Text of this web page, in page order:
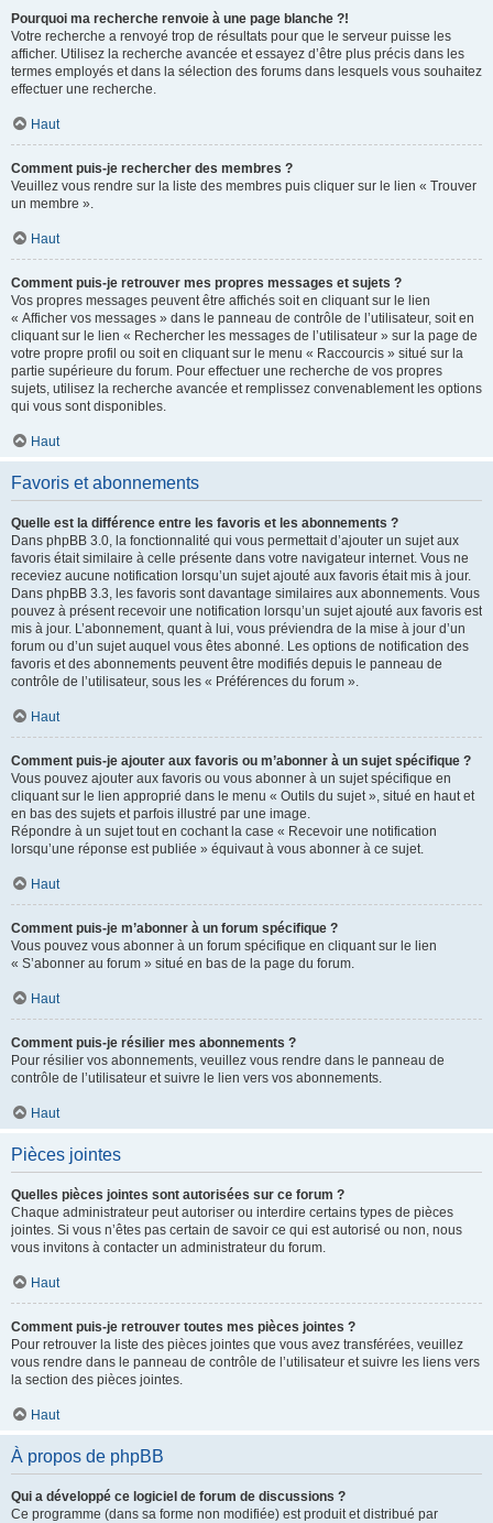
Pourquoi ma recherche renvoie à une page blanche ?!
Votre recherche a renvoyé trop de résultats pour que le serveur puisse les
afficher. Utilisez la recherche avancée et essayez d’être plus précis dans les
termes employés et dans la sélection des forums dans lesquels vous souhaitez
effectuer une recherche.
Haut
Comment puis-je rechercher des membres ?
Veuillez vous rendre sur la liste des membres puis cliquer sur le lien « Trouver
un membre ».
Haut
Comment puis-je retrouver mes propres messages et sujets ?
Vos propres messages peuvent être affichés soit en cliquant sur le lien
« Afficher vos messages » dans le panneau de contrôle de l’utilisateur, soit en
cliquant sur le lien « Rechercher les messages de l’utilisateur » sur la page de
votre propre profil ou soit en cliquant sur le menu « Raccourcis » situé sur la
partie supérieure du forum. Pour effectuer une recherche de vos propres
sujets, utilisez la recherche avancée et remplissez convenablement les options
qui vous sont disponibles.
Haut
Favoris et abonnements
Quelle est la différence entre les favoris et les abonnements ?
Dans phpBB 3.0, la fonctionnalité qui vous permettait d’ajouter un sujet aux
favoris était similaire à celle présente dans votre navigateur internet. Vous ne
receviez aucune notification lorsqu’un sujet ajouté aux favoris était mis à jour.
Dans phpBB 3.3, les favoris sont davantage similaires aux abonnements. Vous
pouvez à présent recevoir une notification lorsqu’un sujet ajouté aux favoris est
mis à jour. L’abonnement, quant à lui, vous préviendra de la mise à jour d’un
forum ou d’un sujet auquel vous êtes abonné. Les options de notification des
favoris et des abonnements peuvent être modifiés depuis le panneau de
contrôle de l’utilisateur, sous les « Préférences du forum ».
Haut
Comment puis-je ajouter aux favoris ou m’abonner à un sujet spécifique ?
Vous pouvez ajouter aux favoris ou vous abonner à un sujet spécifique en
cliquant sur le lien approprié dans le menu « Outils du sujet », situé en haut et
en bas des sujets et parfois illustré par une image.
Répondre à un sujet tout en cochant la case « Recevoir une notification
lorsqu’une réponse est publiée » équivaut à vous abonner à ce sujet.
Haut
Comment puis-je m’abonner à un forum spécifique ?
Vous pouvez vous abonner à un forum spécifique en cliquant sur le lien
« S’abonner au forum » situé en bas de la page du forum.
Haut
Comment puis-je résilier mes abonnements ?
Pour résilier vos abonnements, veuillez vous rendre dans le panneau de
contrôle de l’utilisateur et suivre le lien vers vos abonnements.
Haut
Pièces jointes
Quelles pièces jointes sont autorisées sur ce forum ?
Chaque administrateur peut autoriser ou interdire certains types de pièces
jointes. Si vous n’êtes pas certain de savoir ce qui est autorisé ou non, nous
vous invitons à contacter un administrateur du forum.
Haut
Comment puis-je retrouver toutes mes pièces jointes ?
Pour retrouver la liste des pièces jointes que vous avez transférées, veuillez
vous rendre dans le panneau de contrôle de l’utilisateur et suivre les liens vers
la section des pièces jointes.
Haut
À propos de phpBB
Qui a développé ce logiciel de forum de discussions ?
Ce programme (dans sa forme non modifiée) est produit et distribué par